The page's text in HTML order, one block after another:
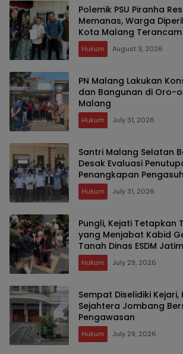
Polemik PSU Piranha
Memanas, Warga
Kota Malang
Hukum August 3, 2026
PN Malang Lakukan
dan Bangunan di Oro-
Malang
Hukum July 31, 2026
Santri Malang Selatan
Desak Evaluasi
Penangkapan Pengasuh
Hukum July 31, 2026
Pungli, Kejati Tetapkan
yang Menjabat Kabid
Tanah Dinas ESDM Jatim
Hukum July 29, 2026
Sempat Diselidiki Kejari,
Sejahtera Jombang
Pengawasan
Hukum July 29, 2026